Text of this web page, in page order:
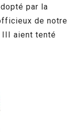
par la
de notre
III aient tenté